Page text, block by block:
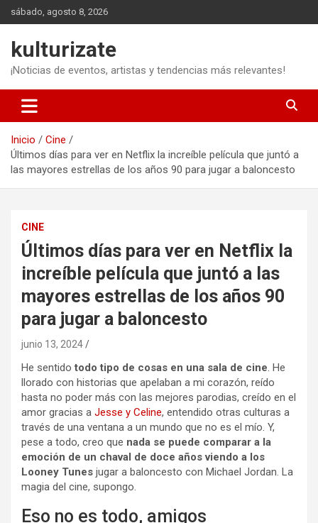
Saltar
al
sábado, agosto 8, 2026
kulturizate
¡Noticias de eventos, artistas y tendencias más relevantes!
Inicio
Cine
Últimos días para ver en Netflix la increíble película que juntó a
las mayores estrellas de los años 90 para jugar a baloncesto
CINE
Últimos días para ver en Netflix la
increíble película que juntó a las
mayores estrellas de los años 90
para jugar a baloncesto
junio 13, 2024
He sentidotodo tipo de cosas en una sala de cine. He
llorado con historias que apelaban a mi corazón, reído
hasta no poder más con las mejores parodias, creído en el
amor gracias a Jesse y Celine, entendido otras culturas a
través de una ventana a un mundo que no es el mío. Y,
pese a todo, creo que nada se puede comparar a la
emoción de un chaval de doce años viendo a los
Looney Tunes jugar a baloncesto con Michael Jordan. La
magia del cine, supongo.
Eso no es todo, amigos